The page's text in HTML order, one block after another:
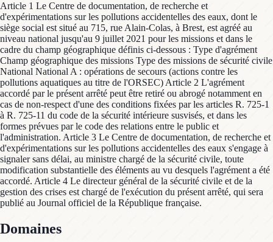
Article 1 Le Centre de documentation, de recherche et
d'expérimentations sur les pollutions accidentelles des eaux, dont le
siège social est situé au 715, rue Alain-Colas, à Brest, est agréé au
niveau national jusqu'au 9 juillet 2021 pour les missions et dans le
cadre du champ géographique définis ci-dessous : Type d'agrément
Champ géographique des missions Type des missions de sécurité civile
National National A : opérations de secours (actions contre les
pollutions aquatiques au titre de l'ORSEC) Article 2 L'agrément
accordé par le présent arrêté peut être retiré ou abrogé notamment en
cas de non-respect d'une des conditions fixées par les articles R. 725-1
à R. 725-11 du code de la sécurité intérieure susvisés, et dans les
formes prévues par le code des relations entre le public et
l'administration. Article 3 Le Centre de documentation, de recherche et
d'expérimentations sur les pollutions accidentelles des eaux s'engage à
signaler sans délai, au ministre chargé de la sécurité civile, toute
modification substantielle des éléments au vu desquels l'agrément a été
accordé. Article 4 Le directeur général de la sécurité civile et de la
gestion des crises est chargé de l'exécution du présent arrêté, qui sera
publié au Journal officiel de la République française.
Domaines